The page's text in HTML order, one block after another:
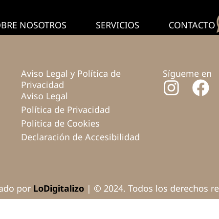
NOSOTROS SERVICIOS CONTACTO
Aviso Legal y Política de
Privacidad
Aviso Legal
Política de Privacidad
Política de Cookies
Declaración de Accesibilidad
Sígueme en
por LoDigitalizo| © 2024. Todos los derechos